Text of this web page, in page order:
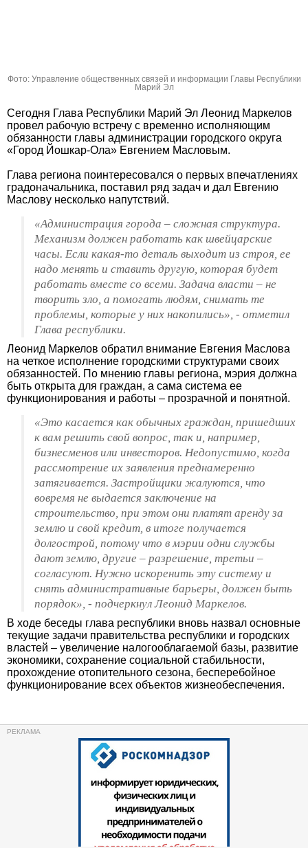
Фото: Управление общественных связей и информации Главы Республики
Марий Эл
Сегодня Глава Республики Марий Эл Леонид Маркелов
провел рабочую встречу с временно исполняющим
обязанности главы администрации городского округа
«Город Йошкар-Ола» Евгением Масловым.
Глава региона поинтересовался о первых впечатлениях
градоначальника, поставил ряд задач и дал Евгению
Маслову несколько напутствий.
«Администрация города – сложная структура.
Механизм должен работать как швейцарские
часы. Если какая-то деталь выходит из строя, ее
надо менять и ставить другую, которая будет
работать вместе со всеми. Задача власти – не
творить зло, а помогать людям, снимать те
проблемы, которые у них накопились», - отметил
Глава республики.
Леонид Маркелов обратил внимание Евгения Маслова
на четкое исполнение городскими структурами своих
обязанностей. По мнению главы региона, мэрия должна
быть открыта для граждан, а сама система ее
функционирования и работы – прозрачной и понятной.
«Это касается как обычных граждан, пришедших
к вам решить свой вопрос, так и, например,
бизнесменов или инвесторов. Недопустимо, когда
рассмотрение их заявления преднамеренно
затягивается. Застройщики жалуются, что
вовремя не выдается заключение на
строительство, при этом они платят аренду за
землю и свой кредит, в итоге получается
долгострой, потому что в мэрии одни службы
дают землю, другие – разрешение, третьи –
согласуют. Нужно искоренить эту систему и
снять административные барьеры, должен быть
порядок», - подчеркнул Леонид Маркелов.
В ходе беседы глава республики вновь назвал основные
текущие задачи правительства республики и городских
властей – увеличение налогооблагаемой базы, развитие
экономики, сохранение социальной стабильности,
прохождение отопительного сезона, бесперебойное
функционирование всех объектов жизнеобеспечения.